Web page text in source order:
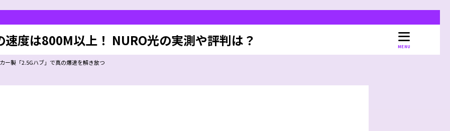
速度は800M以上！ NURO光の実測や評判は？ MENU
ー製「2.5Gハブ」で真の爆速を解き放つ